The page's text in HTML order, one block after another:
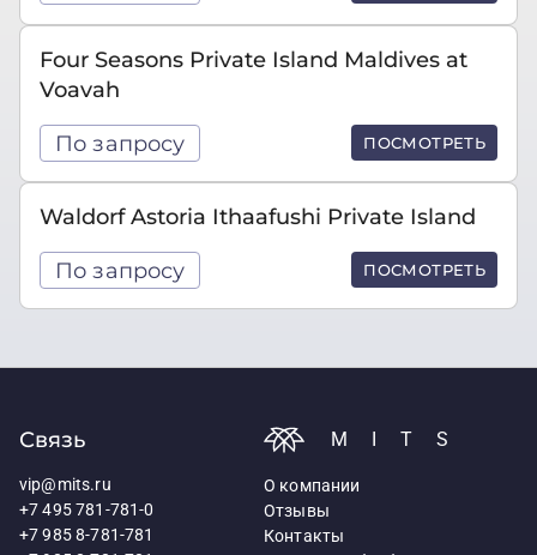
Four Seasons Private Island Maldives at
Voavah
По запросу ПОСМОТРЕТЬ
Waldorf Astoria Ithaafushi Private Island
По запросу ПОСМОТРЕТЬ
Связь
vip@mits.ru
+7 495 781-781-0
+7 985 8-781-781
MITS
О компании
Отзывы
Контакты